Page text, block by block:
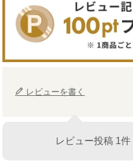
レビューを書く
レビュー投稿 1件